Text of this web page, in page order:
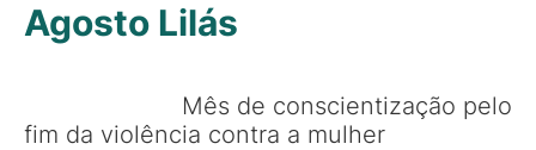
Agosto Lilás
Mês de conscientização pelo
fim da violência contra a mulher